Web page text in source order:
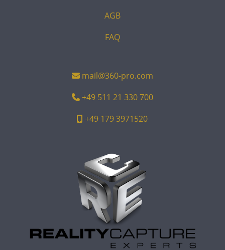
AGB
FAQ
mail@360-pro.com
+49 511 21 330 700
+49 179 3971520